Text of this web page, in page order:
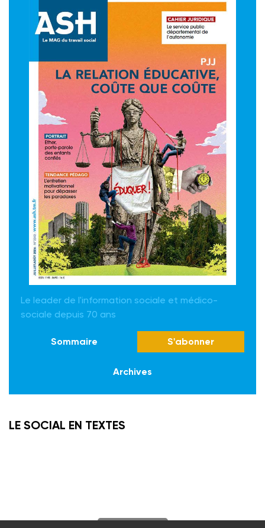
Le leader de l'information sociale et médico-
sociale depuis 70 ans
Sommaire S'abonner
Archives
LE SOCIAL EN TEXTES